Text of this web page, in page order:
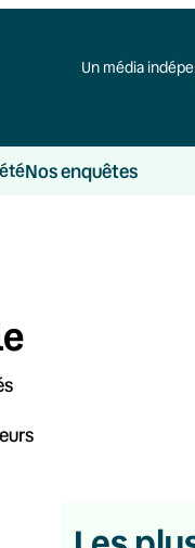
Un média
Nos enquêtes